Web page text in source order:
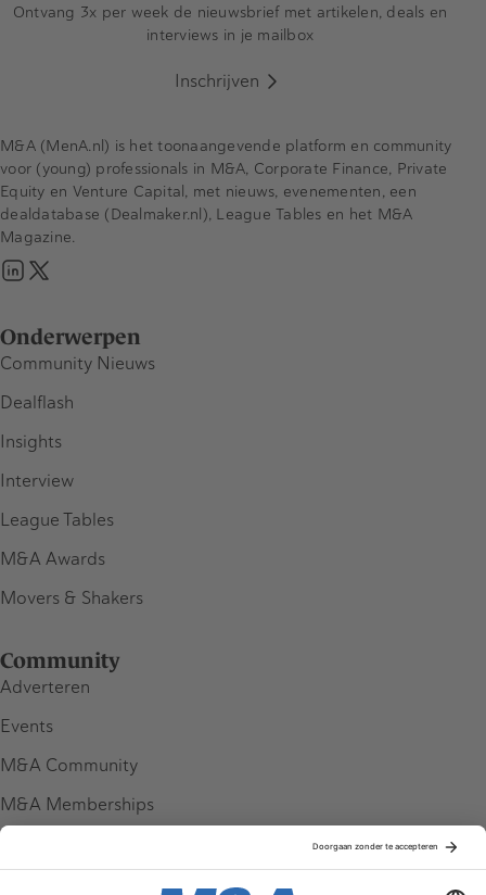
Ontvang 3x per week de nieuwsbrief met artikelen, deals en
interviews in je mailbox
Inschrijven
Onderwerpen
Community Nieuws
Dealflash
Insights
Interview
League Tables
M&A Awards
Movers & Shakers
Community
Adverteren
Events
M&A Community
M&A Memberships
M&A (MenA.nl) is het toonaangevende platform en community
voor (young) professionals in M&A, Corporate Finance, Private
Equity en Venture Capital, met nieuws, evenementen, een
dealdatabase (Dealmaker.nl), League Tables en het M&A
Magazine.